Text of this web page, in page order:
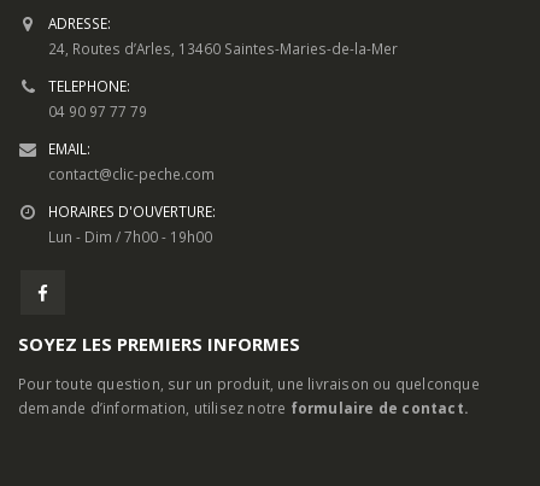
ADRESSE:
24, Routes d’Arles, 13460 Saintes-Maries-de-la-Mer
TELEPHONE:
04 90 97 77 79
EMAIL:
contact@clic-peche.com
HORAIRES D'OUVERTURE:
Lun - Dim / 7h00 - 19h00
SOYEZ LES PREMIERS INFORMES
Pour toute question, sur un produit, une livraison ou quelconque
demande d’information, utilisez notre formulaire de contact.